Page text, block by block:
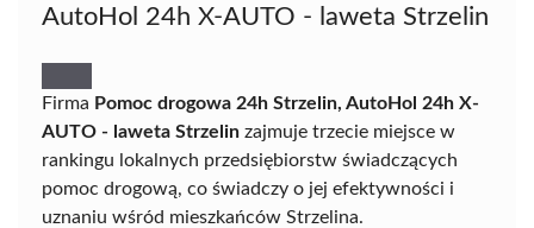
AutoHol 24h X-AUTO - laweta Strzelin
Firma Pomoc drogowa 24h Strzelin, AutoHol 24h X-
AUTO - laweta Strzelin zajmuje trzecie miejsce w
rankingu lokalnych przedsiębiorstw świadczących
pomoc drogową, co świadczy o jej efektywności i
uznaniu wśród mieszkańców Strzelina.